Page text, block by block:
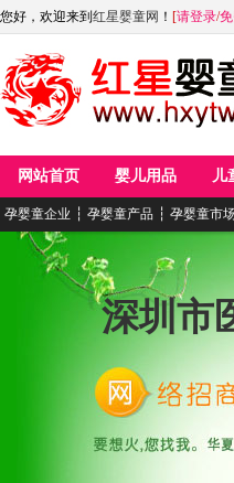
您好，欢迎来到 红星婴童网 ！ [请登录/
网站首页 婴儿用品 儿
孕婴童企业 ┆ 孕婴童产品 ┆ 孕婴童市
深圳市